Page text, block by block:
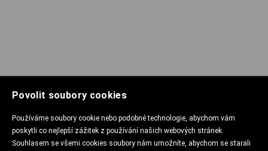
Povolit soubory cookies
Používáme soubory cookie nebo podobné technologie, abychom vám
poskytli co nejlepší zážitek z používání našich webových stránek.
Souhlasem se všemi cookies soubory nám umožníte, abychom se starali